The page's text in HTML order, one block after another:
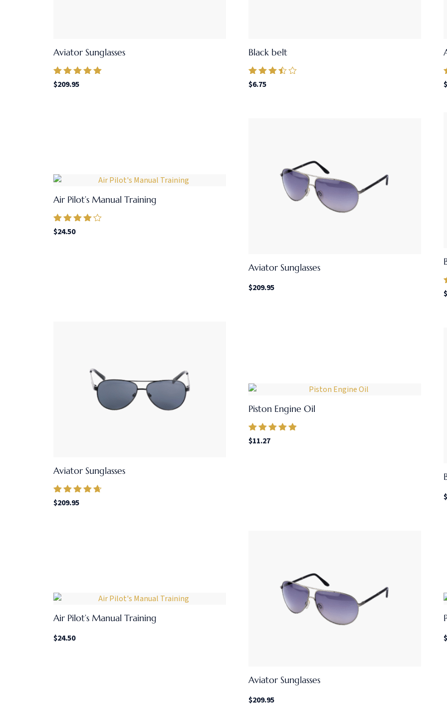
Aviator Sunglasses
Valorado en
$209.95
Black belt
Valorado
$6.75 $
Air Pilot’s Manual Training
Valorado en
$24.50
Aviator Sunglasses
$209.95
$
Aviator Sunglasses
Valorado en
$209.95
Piston Engine Oil
Valorado en
$11.27
$
Air Pilot’s Manual Training
$24.50
Aviator Sunglasses
$209.95
$